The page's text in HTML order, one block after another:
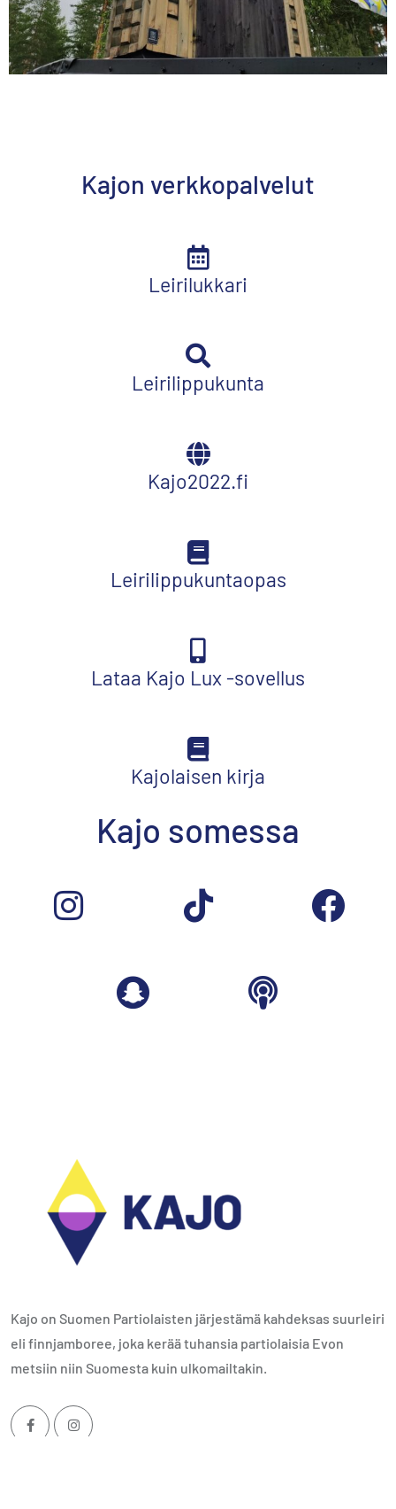
Kajon verkkopalvelut
Leirilukkari
Leirilippukunta
Kajo2022.fi
Leirilippukuntaopas
Lataa Kajo Lux -sovellus
Kajolaisen kirja
Kajo somessa
Kajo on Suomen Partiolaisten järjestämä kahdeksas suurleiri
eli finnjamboree, joka kerää tuhansia partiolaisia Evon
metsiin niin Suomesta kuin ulkomailtakin.